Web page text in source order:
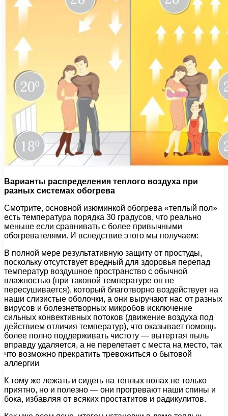
Варианты распределения теплого воздуха при
разных системах обогрева
Смотрите, основной изюминкой обогрева «теплый пол»
есть температура порядка 30 градусов, что реально
меньше если сравнивать с более привычными
обогревателями. И вследствие этого мы получаем:
В полной мере результативную защиту от простуды,
поскольку отсутствует вредный для здоровья перепад
температур воздушное пространство с обычной
влажностью (при таковой температуре он не
пересушивается), который благотворно воздействует на
наши слизистые оболочки, а они выручают нас от разных
вирусов и болезнетворных микробов исключение
сильных конвективных потоков (движение воздуха под
действием отличия температур), что оказывает помощь
более полно поддерживать чистоту — вытертая пыль
вправду удаляется, а не перелетает с места на место, так
что возможно прекратить тревожиться о бытовой
аллергии
К тому же лежать и сидеть на теплых полах не только
приятно, но и полезно — они прогревают наши спины и
бока, избавляя от всяких простатитов и радикулитов.